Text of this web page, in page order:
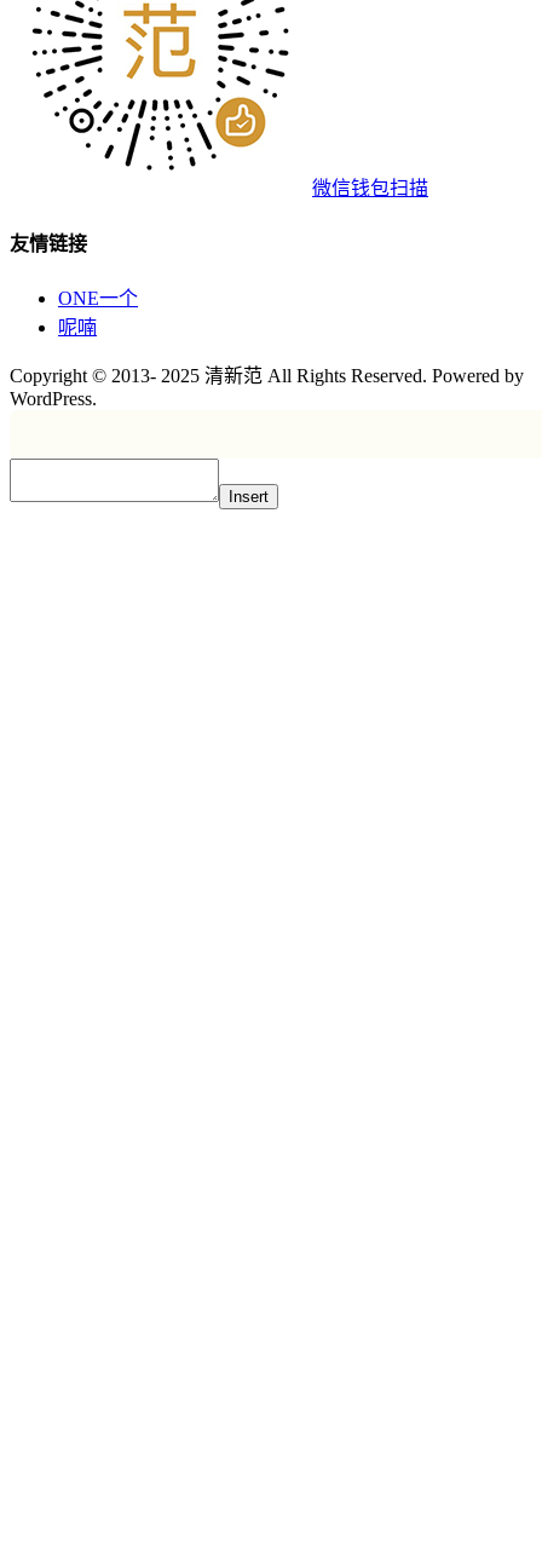
微信钱包扫描
友情链接
ONE一个
呢喃
Copyright © 2013- 2025 清新范 All Rights Reserved. Powered by
WordPress.
Insert